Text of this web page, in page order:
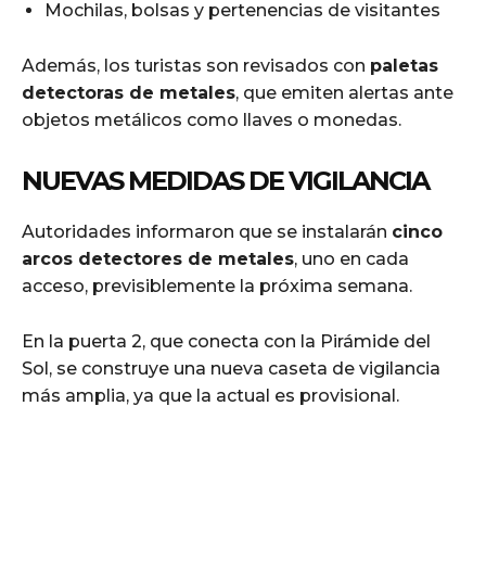
Mochilas, bolsas y pertenencias de visitantes
Además, los turistas son revisados con paletas
detectoras de metales, que emiten alertas ante
objetos metálicos como llaves o monedas.
NUEVAS MEDIDAS DE VIGILANCIA
Autoridades informaron que se instalarán cinco
arcos detectores de metales, uno en cada
acceso, previsiblemente la próxima semana.
En la puerta 2, que conecta con la Pirámide del
Sol, se construye una nueva caseta de vigilancia
más amplia, ya que la actual es provisional.